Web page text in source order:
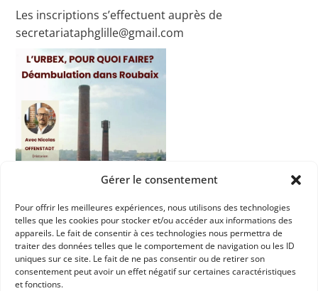
Gérer le consentement
Pour offrir les meilleures expériences, nous utilisons des technologies
telles que les cookies pour stocker et/ou accéder aux informations des
appareils. Le fait de consentir à ces technologies nous permettra de
traiter des données telles que le comportement de navigation ou les ID
uniques sur ce site. Le fait de ne pas consentir ou de retirer son
consentement peut avoir un effet négatif sur certaines caractéristiques
et fonctions.
Les inscriptions s’effectuent auprès de
secretariataphglille@gmail.com